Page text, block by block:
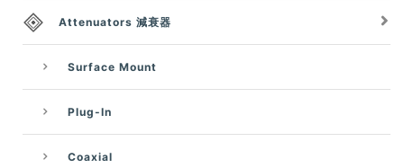
Attenuators 減衰器
Surface Mount
Plug-In
Coaxial